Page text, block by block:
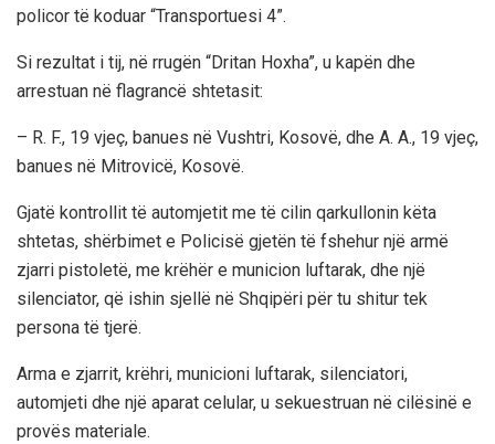
policor të koduar “Transportuesi 4”.
Si rezultat i tij, në rrugën “Dritan Hoxha”, u kapën dhe
arrestuan në flagrancë shtetasit:
– R. F., 19 vjeç, banues në Vushtri, Kosovë, dhe A. A., 19 vjeç,
banues në Mitrovicë, Kosovë.
Gjatë kontrollit të automjetit me të cilin qarkullonin këta
shtetas, shërbimet e Policisë gjetën të fshehur një armë
zjarri pistoletë, me krëhër e municion luftarak, dhe një
silenciator, që ishin sjellë në Shqipëri për tu shitur tek
persona të tjerë.
Arma e zjarrit, krëhri, municioni luftarak, silenciatori,
automjeti dhe një aparat celular, u sekuestruan në cilësinë e
provës materiale.